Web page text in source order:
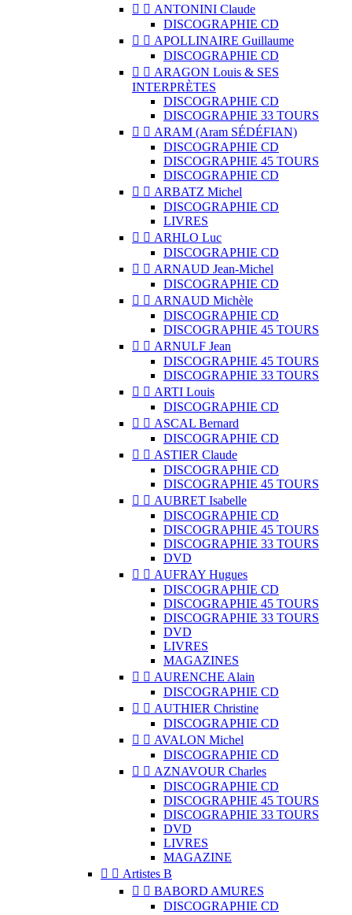
  ANTONINI Claude
DISCOGRAPHIE CD
  APOLLINAIRE Guillaume
DISCOGRAPHIE CD
  ARAGON Louis & SES
INTERPRÈTES
DISCOGRAPHIE CD
DISCOGRAPHIE 33 TOURS
  ARAM (Aram SÉDÉFIAN)
DISCOGRAPHIE CD
DISCOGRAPHIE 45 TOURS
DISCOGRAPHIE CD
  ARBATZ Michel
DISCOGRAPHIE CD
LIVRES
  ARHLO Luc
DISCOGRAPHIE CD
  ARNAUD Jean-Michel
DISCOGRAPHIE CD
  ARNAUD Michèle
DISCOGRAPHIE CD
DISCOGRAPHIE 45 TOURS
  ARNULF Jean
DISCOGRAPHIE 45 TOURS
DISCOGRAPHIE 33 TOURS
  ARTI Louis
DISCOGRAPHIE CD
  ASCAL Bernard
DISCOGRAPHIE CD
  ASTIER Claude
DISCOGRAPHIE CD
DISCOGRAPHIE 45 TOURS
  AUBRET Isabelle
DISCOGRAPHIE CD
DISCOGRAPHIE 45 TOURS
DISCOGRAPHIE 33 TOURS
DVD
  AUFRAY Hugues
DISCOGRAPHIE CD
DISCOGRAPHIE 45 TOURS
DISCOGRAPHIE 33 TOURS
DVD
LIVRES
MAGAZINES
  AURENCHE Alain
DISCOGRAPHIE CD
  AUTHIER Christine
DISCOGRAPHIE CD
  AVALON Michel
DISCOGRAPHIE CD
  AZNAVOUR Charles
DISCOGRAPHIE CD
DISCOGRAPHIE 45 TOURS
DISCOGRAPHIE 33 TOURS
DVD
LIVRES
MAGAZINE
  Artistes B
  BABORD AMURES
DISCOGRAPHIE CD